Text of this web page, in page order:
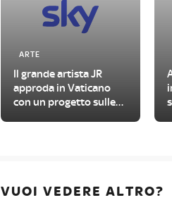
ARTE
Il grande artista JR
approda in Vaticano
con un progetto sulle
VUOI VEDERE ALTRO?